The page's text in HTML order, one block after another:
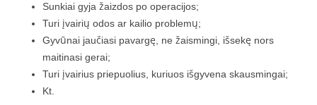
Sunkiai gyja žaizdos po operacijos;
Turi įvairių odos ar kailio problemų;
Gyvūnai jaučiasi pavargę, ne žaismingi, išsekę nors
maitinasi gerai;
Turi įvairius priepuolius, kuriuos išgyvena skausmingai;
Kt.